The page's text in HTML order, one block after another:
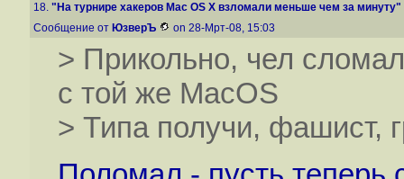
18. "На турнире хакеров Mac OS X взломали меньше чем за минуту"
Сообщение от ЮзверЪ on 28-Мрт-08, 15:03
> Прикольно, чел
с той же MacOS
> Типа получи, фашист,